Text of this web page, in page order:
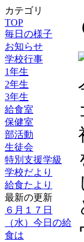
カテゴリ
TOP
毎日の様子
お知らせ
学校行事
1年生
2年生
3年生
給食室
保健室
部活動
生徒会
特別支援学級
学校だより
給食たより
最新の更新
６月１７日
（水）今日の給
食は